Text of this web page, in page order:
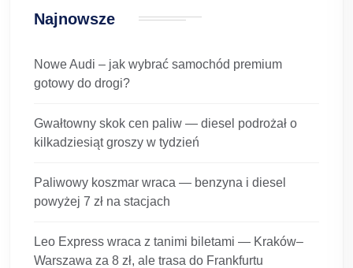
Najnowsze
Nowe Audi – jak wybrać samochód premium
gotowy do drogi?
Gwałtowny skok cen paliw — diesel podrożał o
kilkadziesiąt groszy w tydzień
Paliwowy koszmar wraca — benzyna i diesel
powyżej 7 zł na stacjach
Leo Express wraca z tanimi biletami — Kraków–
Warszawa za 8 zł, ale trasa do Frankfurtu